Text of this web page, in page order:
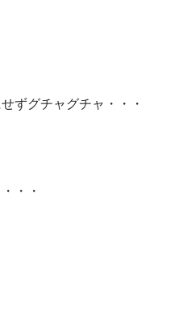
ずグチャグチャ・・・
・・